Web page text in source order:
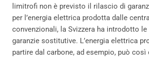
limitrofi non è previsto il rilascio di
per l’energia elettrica prodotta dalle
convenzionali, la Svizzera ha introdotto
garanzie sostitutive. L’energia elettrica
partire dal carbone, ad esempio, può